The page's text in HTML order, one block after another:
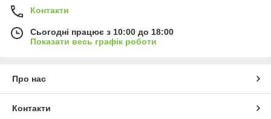
Контакти
Сьогодні працює з 10:00 до 18:00
Показати весь графік роботи
Про нас
Контакти